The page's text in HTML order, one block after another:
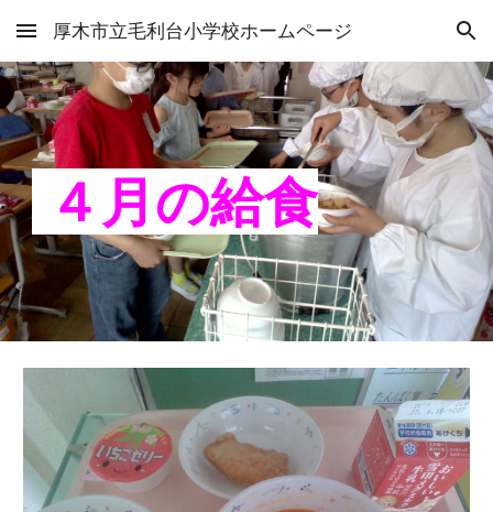
Skip to main content Skip to navigation
厚木市立毛利台小学校ホームページ
４ 月の給食